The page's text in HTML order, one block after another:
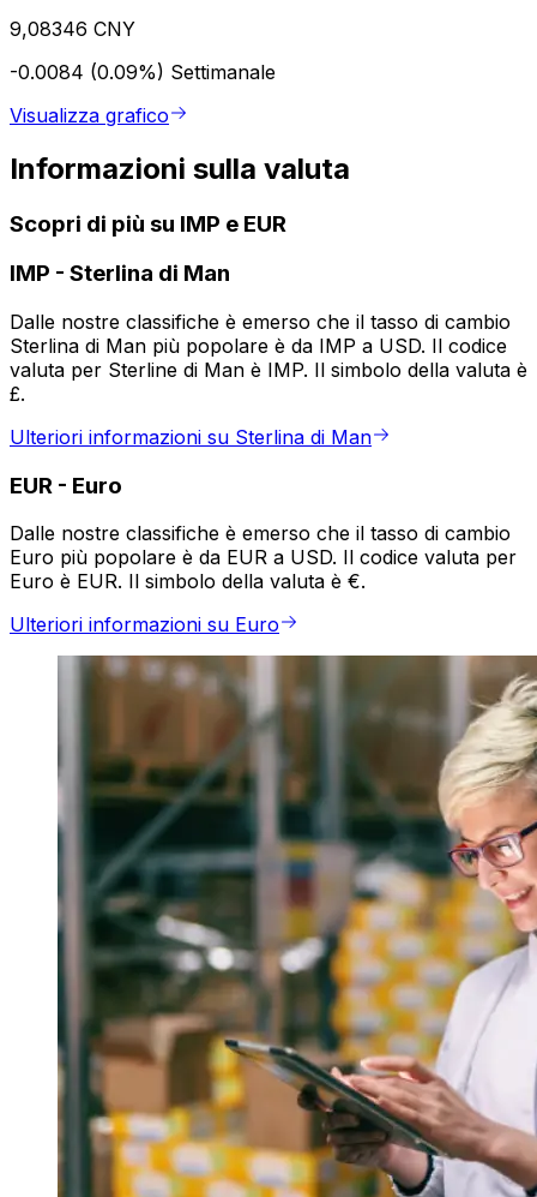
9,08346 CNY
-0.0084 (0.09%) Settimanale
Visualizza grafico
Informazioni sulla valuta
Scopri di più su IMP e EUR
IMP - Sterlina di Man
Dalle nostre classifiche è emerso che il tasso di cambio
Sterlina di Man più popolare è da IMP a USD. Il codice
valuta per Sterline di Man è IMP. Il simbolo della valuta è
£.
Ulteriori informazioni su Sterlina di Man
EUR - Euro
Dalle nostre classifiche è emerso che il tasso di cambio
Euro più popolare è da EUR a USD. Il codice valuta per
Euro è EUR. Il simbolo della valuta è €.
Ulteriori informazioni su Euro